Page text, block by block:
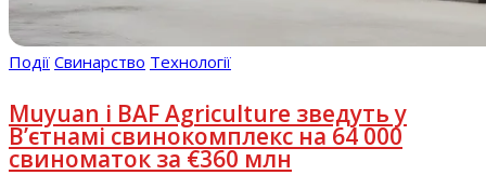
Події Свинарство Технології
Muyuan і BAF Agriculture зведуть у
В’єтнамі свинокомплекс на 64 000
свиноматок за €360 млн